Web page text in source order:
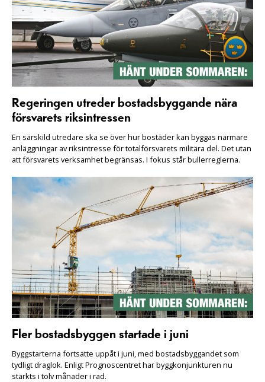
Regeringen utreder bostadsbyggande nära
försvarets riksintressen
En särskild utredare ska se över hur bostäder kan byggas närmare
anläggningar av riksintresse för totalförsvarets militära del. Det utan
att försvarets verksamhet begränsas. I fokus står bullerreglerna.
Fler bostadsbyggen startade i juni
Byggstarterna fortsatte uppåt i juni, med bostadsbyggandet som
tydligt draglok. Enligt Prognoscentret har byggkonjunkturen nu
stärkts i tolv månader i rad.